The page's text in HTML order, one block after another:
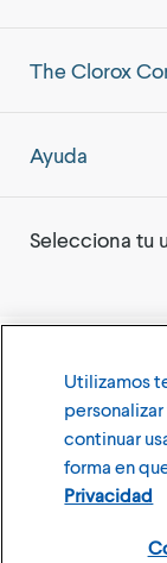
The Clorox
Ayuda
Selecciona tu
Términos y
Configuración de
Utilizamos
continuar
forma en
Privacidad